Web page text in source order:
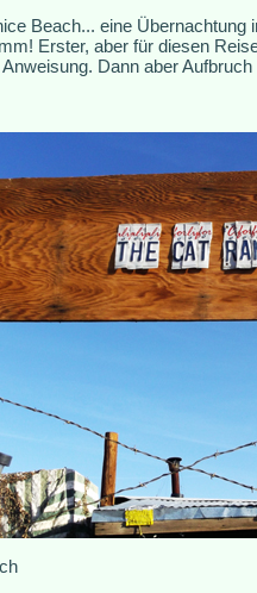
Beach... eine Übernachtung
Erster, aber für diesen
Dann aber Aufbruch